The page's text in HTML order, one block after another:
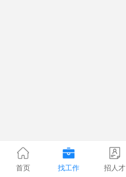
首页 找工作 招人才